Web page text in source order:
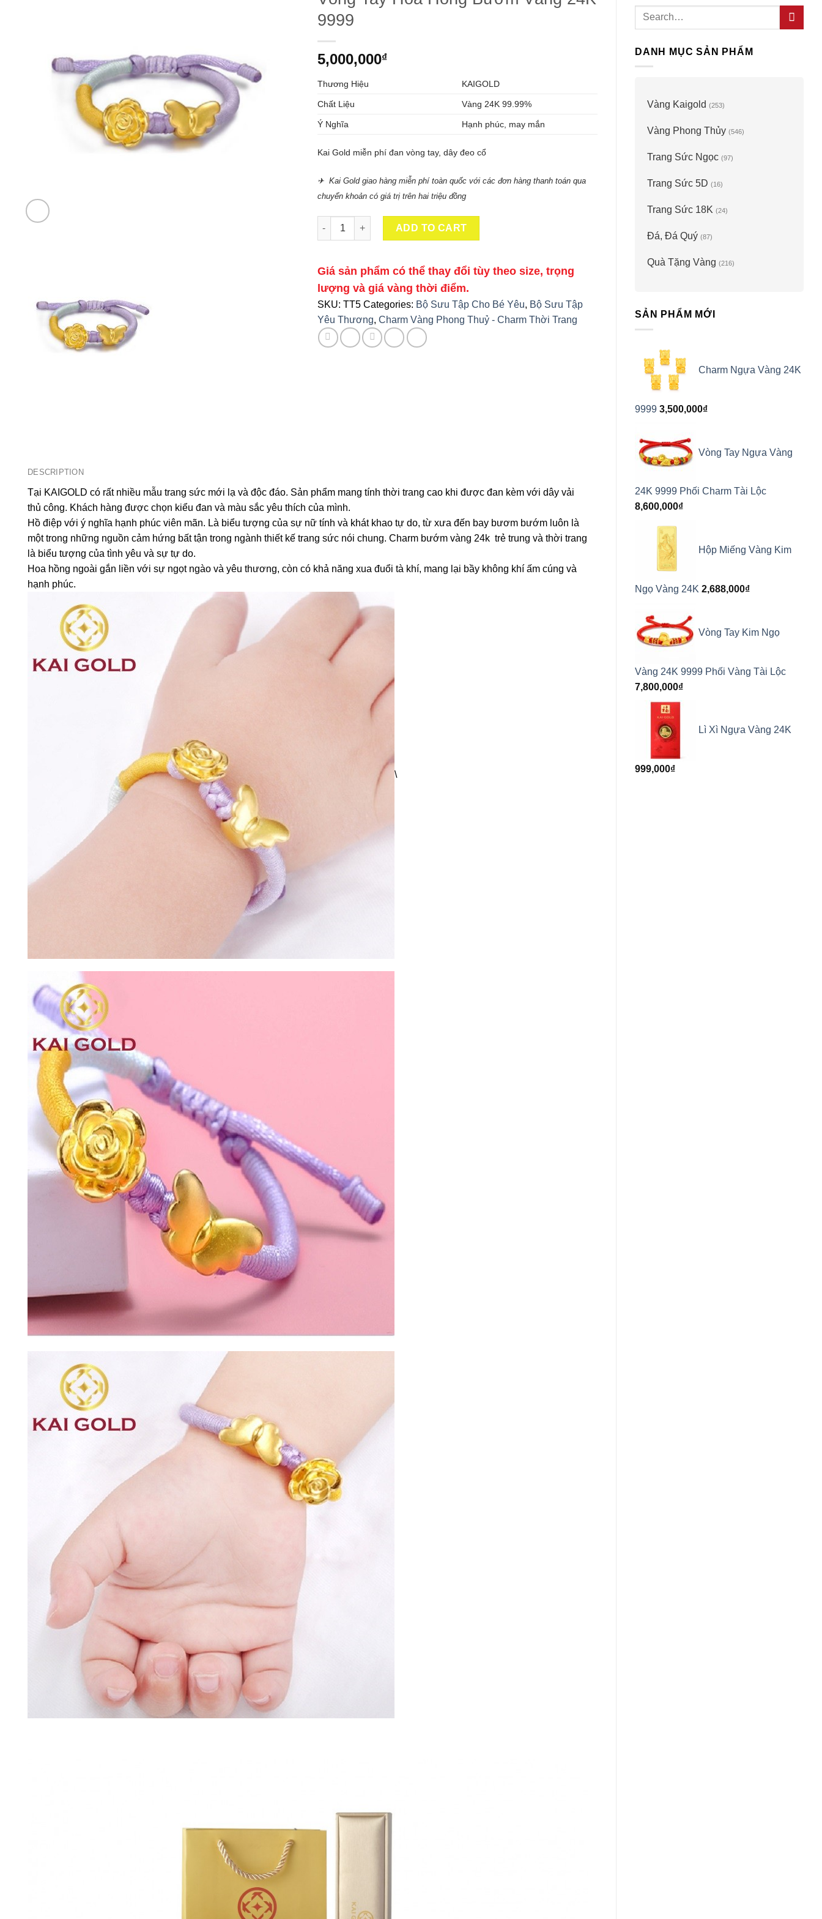
Search
DANH MỤC SẢN PHẨM
Vàng Kaigold (253)
Vàng Phong Thủy (546)
Trang Sức Ngọc (97)
Trang Sức 5D (16)
Trang Sức 18K (24)
Đá, Đá Quý (87)
Quà Tặng Vàng (216)
SẢN PHẨM MỚI
Charm Ngựa Vàng 24K
9999 3,500,000₫
Vòng Tay Ngựa Vàng
24K 9999 Phối Charm Tài Lộc
8,600,000₫
Hộp Miếng Vàng Kim
Ngọ Vàng 24K 2,688,000₫
Vòng Tay Kim Ngọ
Vàng 24K 9999 Phối Vàng Tài Lộc
7,800,000₫
Lì Xì Ngựa Vàng 24K
999,000₫
9999
5,000,000₫
Thương Hiệu KAIGOLD
Chất Liệu Vàng 24K 99.99%
Ý Nghĩa Hạnh phúc, may mắn
Kai Gold miễn phí đan vòng tay, dây đeo cổ
✈ Kai Gold giao hàng miễn phí toàn quốc với các đơn hàng thanh toán qua
chuyển khoản có giá trị trên hai triệu đồng
Vòng Tay Hoa Hồng Bướm Vàng 24K 9999 quantity
ADD TO CART
Giá sản phẩm có thể thay đổi tùy theo size, trọng
lượng và giá vàng thời điểm.
SKU: TT5 Categories: Bộ Sưu Tập Cho Bé Yêu, Bộ Sưu Tập
Yêu Thương, Charm Vàng Phong Thuỷ - Charm Thời Trang
DESCRIPTION
Tại KAIGOLD có rất nhiều mẫu trang sức mới lạ và độc đáo. Sản phẩm mang tính thời trang cao khi được đan kèm với dây vải
thủ công. Khách hàng được chọn kiểu đan và màu sắc yêu thích của mình.
Hồ điệp với ý nghĩa hạnh phúc viên mãn. Là biểu tượng của sự nữ tính và khát khao tự do, từ xưa đến bay bươm bướm luôn là
một trong những nguồn cảm hứng bất tận trong ngành thiết kế trang sức nói chung. Charm bướm vàng 24k trẻ trung và thời trang
là biểu tượng của tình yêu và sự tự do.
Hoa hồng ngoài gắn liền với sự ngọt ngào và yêu thương, còn có khả năng xua đuổi tà khí, mang lại bầy không khí ấm cúng và
hạnh phúc.
\